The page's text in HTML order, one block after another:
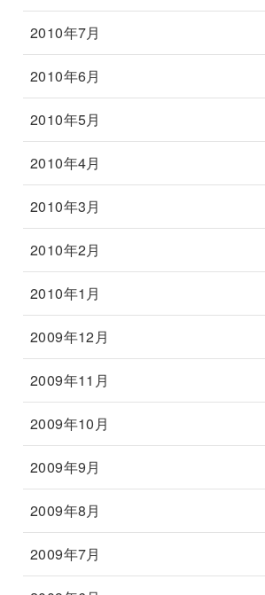
2010年7月
2010年6月
2010年5月
2010年4月
2010年3月
2010年2月
2010年1月
2009年12月
2009年11月
2009年10月
2009年9月
2009年8月
2009年7月